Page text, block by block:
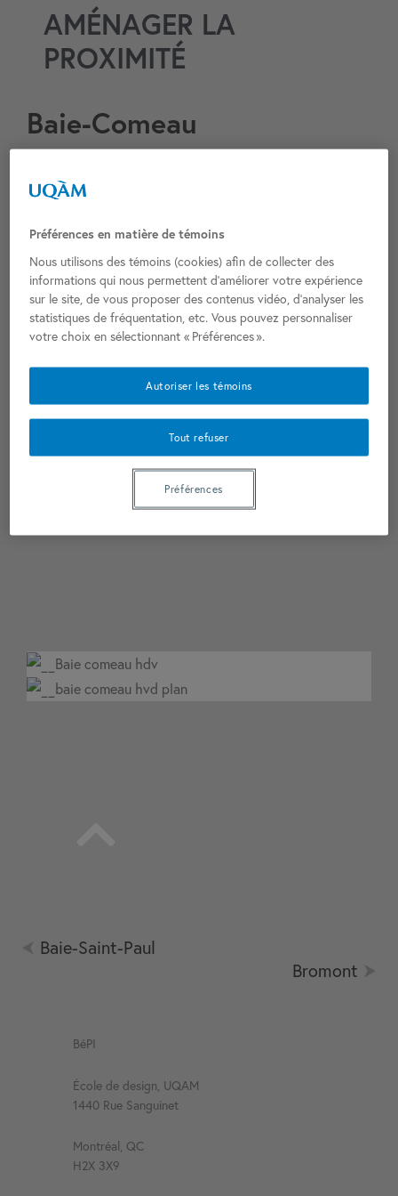
AMÉNAGER LA
PROXIMITÉ
Baie-Comeau
Municipalité :
Fonction (HDV/CM) :CM
Adresse :2 Pl. la Salle, Baie-Comeau, QC G4Z 1K3
Année de réalisation (état actuel) :N/D
Concepteurs (état actuel) :N/D
Classement patrimonial :0
Année de construction (immeuble d’origine) :
Concepteurs (immeuble d’origine) :
Baie-Saint-Paul
Bromont
BéPI
École de design, UQAM
1440 Rue Sanguinet
Montréal, QC
H2X 3X9
Préférences en matière de témoins
Nous utilisons des témoins (cookies) afin de collecter des
informations qui nous permettent d’améliorer votre expérience
sur le site, de vous proposer des contenus vidéo, d’analyser les
statistiques de fréquentation, etc. Vous pouvez personnaliser
votre choix en sélectionnant « Préférences ».
Tout refuser
Autoriser les témoins
Préférences